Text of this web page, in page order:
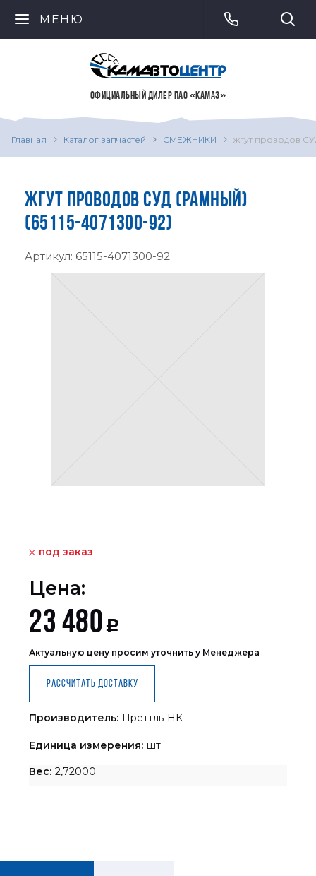
МЕНЮ
ОФИЦИАЛЬНЫЙ ДИЛЕР ПАО «КАМАЗ»
Главная Каталог запчастей СМЕЖНИКИ жгут проводов
ЖГУТ ПРОВОДОВ СУД (РАМНЫЙ)
(65115-4071300-92)
Артикул: 65115-4071300-92
под заказ
Цена:
23 480 Р
Актуальную цену просим уточнить у Менеджера
Рассчитать доставку
Производитель: Преттль-НК
Единица измерения: шт
Вес: 2,72000